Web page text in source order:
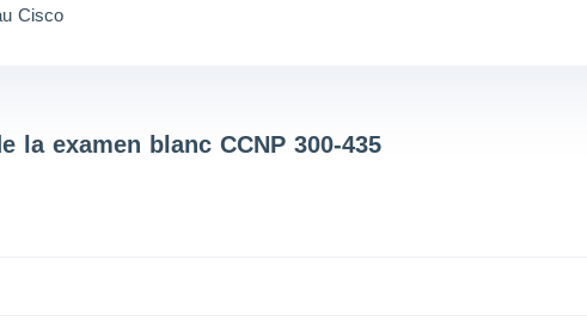
Cisco
la examen blanc CCNP 300-435